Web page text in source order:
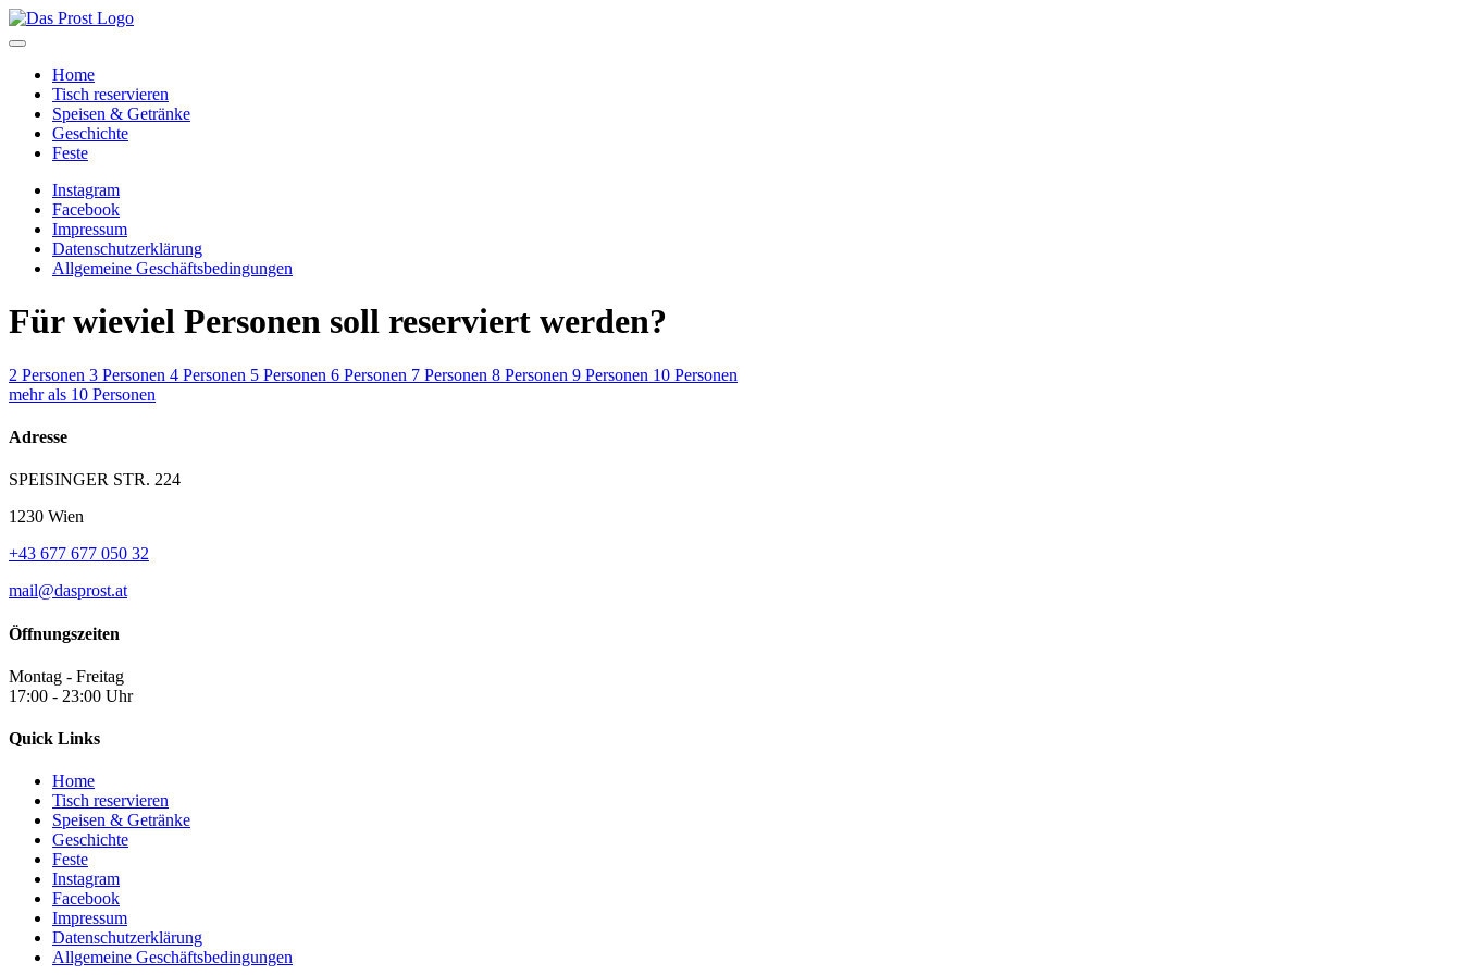
Home
Tisch reservieren
Speisen & Getränke
Geschichte
Feste
Instagram
Facebook
Impressum
Datenschutzerklärung
Allgemeine Geschäftsbedingungen
Für wieviel Personen soll reserviert werden?
2 Personen 3 Personen 4 Personen 5 Personen 6 Personen 7 Personen 8 Personen 9 Personen 10 Personen
mehr als 10 Personen
Adresse
SPEISINGER STR. 224
1230 Wien
+43 677 677 050 32
mail@dasprost.at
Öffnungszeiten
Montag - Freitag
17:00 - 23:00 Uhr
Quick Links
Home
Tisch reservieren
Speisen & Getränke
Geschichte
Feste
Instagram
Facebook
Impressum
Datenschutzerklärung
Allgemeine Geschäftsbedingungen